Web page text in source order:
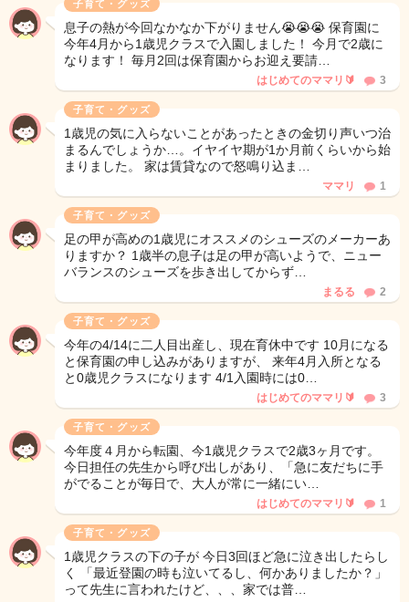
子育て・グッズ
息子の熱が今回なかなか下がりません😭😭😭 保育園に
今年4月から1歳児クラスで入園しました！ 今月で2歳に
なります！ 毎月2回は保育園からお迎え要請…
はじめてのママリ🔰 3
子育て・グッズ
1歳児の気に入らないことがあったときの金切り声いつ治
まるんでしょうか…。イヤイヤ期が1か月前くらいから始
まりました。 家は賃貸なので怒鳴り込ま…
ママリ 1
子育て・グッズ
足の甲が高めの1歳児にオススメのシューズのメーカーあ
りますか？ 1歳半の息子は足の甲が高いようで、ニュー
バランスのシューズを歩き出してからず…
まるる 2
子育て・グッズ
今年の4/14に二人目出産し、現在育休中です 10月になる
と保育園の申し込みがありますが、 来年4月入所となる
と0歳児クラスになります 4/1入園時には0…
はじめてのママリ🔰 3
子育て・グッズ
今年度４月から転園、今1歳児クラスで2歳3ヶ月です。
今日担任の先生から呼び出しがあり、「急に友だちに手
がでることが毎日で、大人が常に一緒にい…
はじめてのママリ🔰 1
子育て・グッズ
1歳児クラスの下の子が 今日3回ほど急に泣き出したらし
く 「最近登園の時も泣いてるし、何かありましたか？」
って先生に言われたけど、、、家では普…